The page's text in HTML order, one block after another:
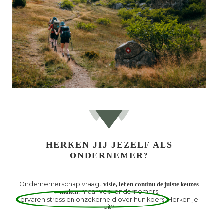
HERKEN JIJ JEZELF ALS
ONDERNEMER?
Ondernemerschap vraagt visie, lef en continu de juiste keuzes
maken, maar veel ondernemers
ervaren stress en onzekerheid over hun koers.Herken je
dit?